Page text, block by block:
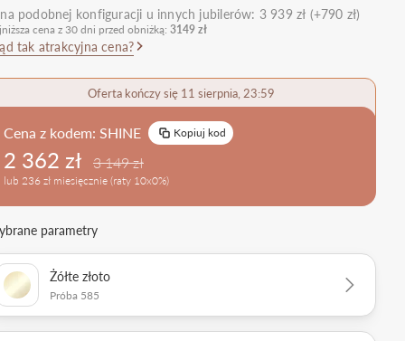
klasyczne
obrączkowe
dostawki
Zobacz wszystkie >
Obrączki Ślubne
Sprawdź bestsellery
Zobacz trendy
podobnej konfiguracji u innych jubilerów: 3 939 zł (+790 zł)
cena z 30 dni przed obniżką: 3149 zł
tak atrakcyjna cena?
Oferta kończy się 11 sierpnia, 23:59
Cena z kodem: SHINE Kopiuj kod
2 362 zł 3 149 zł
lub 236 zł miesięcznie (raty 10x0%)
parametry
Żółte złoto
Próba 585